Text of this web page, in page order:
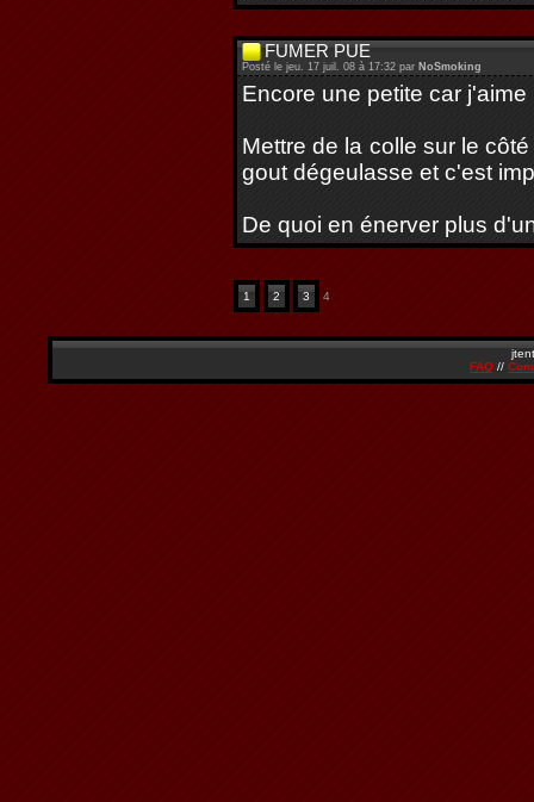
FUMER PUE
Posté le jeu. 17 juil. 08 à 17:32 par NoSmoking
Encore une petite car
Mettre de la colle sur le
gout dégeulasse et c'est
De quoi en énerver plus
1 2 3 4
FAQ //